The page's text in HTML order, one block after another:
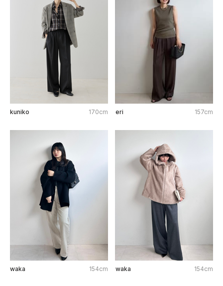
kuniko 170cm eri 157cm
waka 154cm waka 154cm